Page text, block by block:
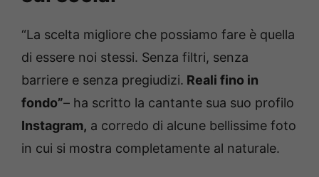
“La scelta migliore che possiamo fare è quella
di essere noi stessi. Senza filtri, senza
barriere e senza pregiudizi. Reali fino in
fondo”– ha scritto la cantante sua suo profilo
Instagram, a corredo di alcune bellissime foto
in cui si mostra completamente al naturale.